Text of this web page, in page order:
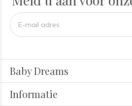
Baby Dreams
Informatie